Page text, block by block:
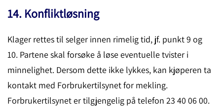
14. Konfliktløsning
Klager rettes til selger innen rimelig tid, jf. punkt 9 og
10. Partene skal forsøke å løse eventuelle tvister i
minnelighet. Dersom dette ikke lykkes, kan kjøperen ta
kontakt med Forbrukertilsynet for mekling.
Forbrukertilsynet er tilgjengelig på telefon 23 40 06 00.